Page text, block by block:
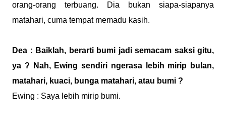
orang-orang terbuang. Dia bukan siapa-siapanya
matahari, cuma tempat memadu kasih.
Dea : Baiklah, berarti bumi jadi semacam saksi gitu,
ya ? Nah, Ewing sendiri ngerasa lebih mirip bulan,
matahari, kuaci, bunga matahari, atau bumi ?
Ewing : Saya lebih mirip bumi.